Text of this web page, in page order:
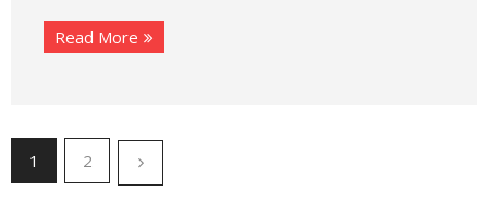
Read More
1 2